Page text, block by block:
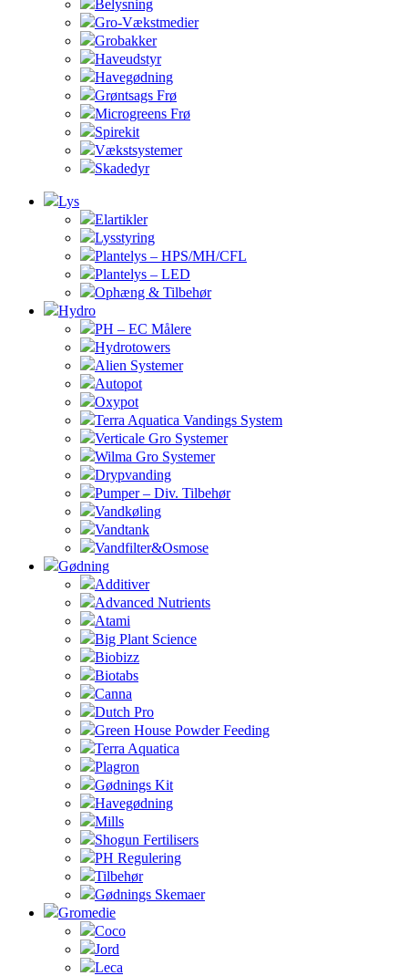
Belysning
Gro-Vækstmedier
Grobakker
Haveudstyr
Havegødning
Grøntsags Frø
Microgreens Frø
Spirekit
Vækstsystemer
Skadedyr
Lys
Elartikler
Lysstyring
Plantelys – HPS/MH/CFL
Plantelys – LED
Ophæng & Tilbehør
Hydro
PH – EC Målere
Hydrotowers
Alien Systemer
Autopot
Oxypot
Terra Aquatica Vandings System
Verticale Gro Systemer
Wilma Gro Systemer
Drypvanding
Pumper – Div. Tilbehør
Vandkøling
Vandtank
Vandfilter&Osmose
Gødning
Additiver
Advanced Nutrients
Atami
Big Plant Science
Biobizz
Biotabs
Canna
Dutch Pro
Green House Powder Feeding
Terra Aquatica
Plagron
Gødnings Kit
Havegødning
Mills
Shogun Fertilisers
PH Regulering
Tilbehør
Gødnings Skemaer
Gromedie
Coco
Jord
Leca